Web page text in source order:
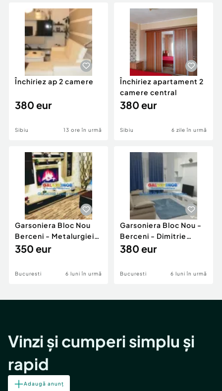
Servicii
Animale de companie
Afaceri și echipamente profesionale
Inchiriere Bunuri si Vehicule
Utilaje agricole si industriale
Piese auto si accesorii
Dacia Duster
Închiriez ap 2 camere
380 eur
Sibiu 13 ore în urmă
Închiriez apartament 2
camere central
380 eur
Sibiu 6 zile în urmă
Garsoniera Bloc Nou
Berceni - Metalurgiei
Park - Postalionul
350 eur
Bucuresti 6 luni în urmă
Garsoniera Bloc Nou -
Berceni - Dimitrie
Leonida
380 eur
Bucuresti 6 luni în urmă
Vinzi și cumperi simplu și
rapid
Adaugă anunț